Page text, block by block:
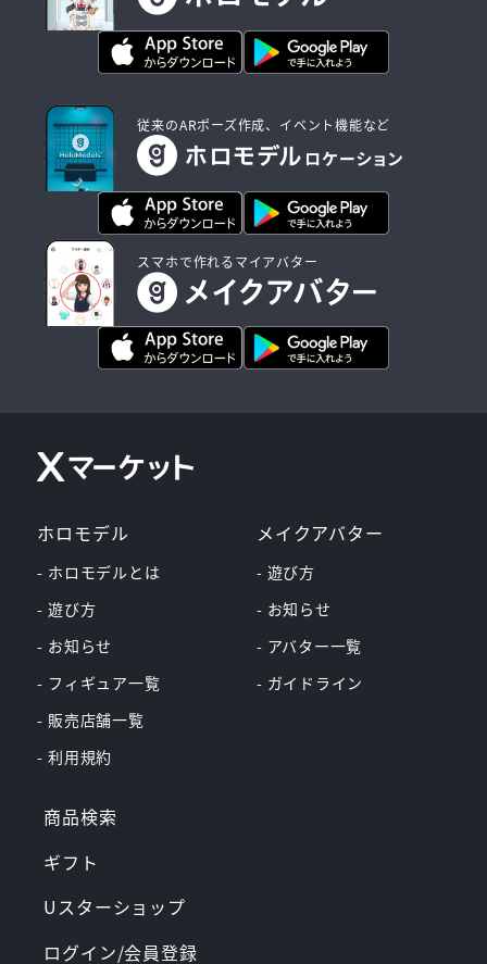
従来のARポーズ作成、イベント機能など
スマホで作れるマイアバター
ホロモデル
- ホロモデルとは
- 遊び方
- お知らせ
- フィギュア一覧
- 販売店舗一覧
- 利用規約
メイクアバター
- 遊び方
- お知らせ
- アバター一覧
- ガイドライン
商品検索
ギフト
Uスターショップ
ログイン/会員登録